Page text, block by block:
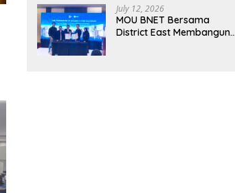
Impian dengan Penawaran
Eksklusif
July 12, 2026
MOU BNET Bersama
District East Membangun